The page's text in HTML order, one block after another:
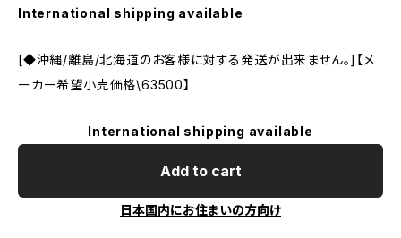
International shipping available
[◆沖縄/離島/北海道のお客様に対する発送が出来ません。]【メ
ーカー希望小売価格\63500】
International shipping available
Add to cart
日本国内にお住まいの方向け